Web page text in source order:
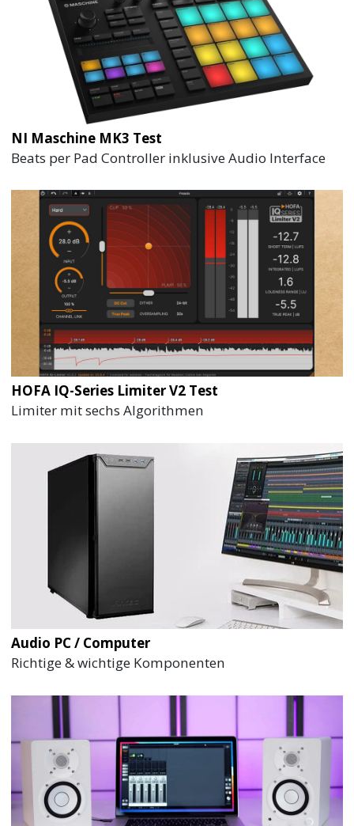
NI Maschine MK3 Test
Beats per Pad Controller inklusive Audio Interface
HOFA IQ-Series Limiter V2 Test
Limiter mit sechs Algorithmen
Audio PC / Computer
Richtige & wichtige Komponenten